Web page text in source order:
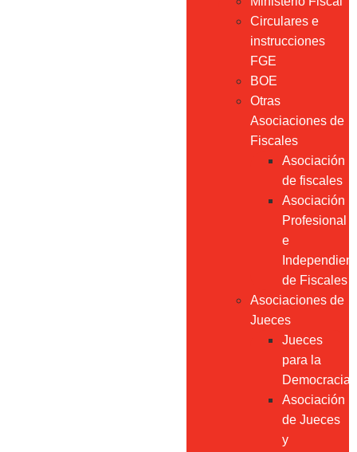
Circulares e
instrucciones
FGE
BOE
Otras
Asociaciones de
Fiscales
Asociación
de fiscales
Asociación
Profesional
e
de Fiscales
Asociaciones de
Jueces
Jueces
para la
Democracia
Asociación
de Jueces
y